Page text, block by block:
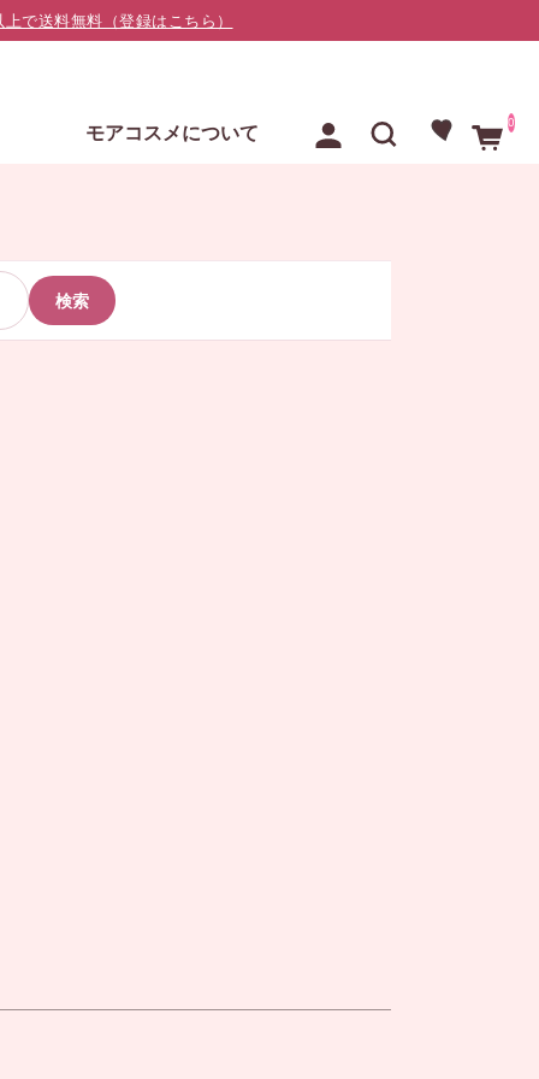
モアコスメについて 0
検索
で送料無料（登録はこちら）